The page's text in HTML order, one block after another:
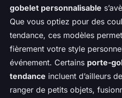
gobelet personnalisable
Que vous optiez pour des
tendance, ces modèles
fièrement votre style
événement. Certains porte-
tendance incluent d’ailleurs
ranger de petits objets,